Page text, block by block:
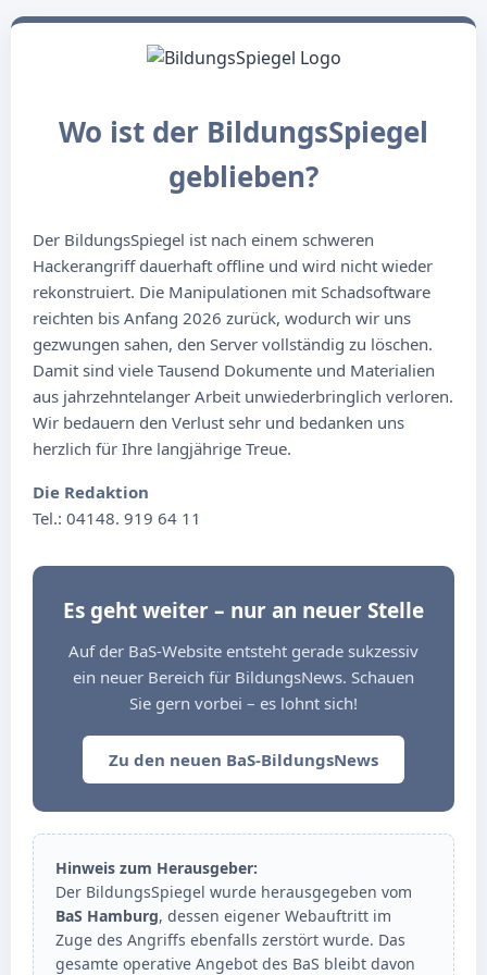
Wo ist der BildungsSpiegel
geblieben?
Der BildungsSpiegel ist nach einem schweren
Hackerangriff dauerhaft offline und wird nicht wieder
rekonstruiert. Die Manipulationen mit Schadsoftware
reichten bis Anfang 2026 zurück, wodurch wir uns
gezwungen sahen, den Server vollständig zu löschen.
Damit sind viele Tausend Dokumente und Materialien
aus jahrzehntelanger Arbeit unwiederbringlich verloren.
Wir bedauern den Verlust sehr und bedanken uns
herzlich für Ihre langjährige Treue.
Die Redaktion
Tel.: 04148. 919 64 11
Es geht weiter – nur an neuer Stelle
Auf der BaS-Website entsteht gerade sukzessiv
ein neuer Bereich für BildungsNews. Schauen
Sie gern vorbei – es lohnt sich!
Zu den neuen BaS-BildungsNews
Hinweis zum Herausgeber:
Der BildungsSpiegel wurde herausgegeben vom
BaS Hamburg, dessen eigener Webauftritt im
Zuge des Angriffs ebenfalls zerstört wurde. Das
gesamte operative Angebot des BaS bleibt davon